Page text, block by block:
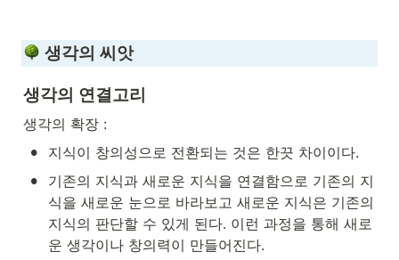
생각의 씨앗
생각의 연결고리
생각의 확장 :
• 지식이 창의성으로 전환되는 것은 한끗 차이이다.
•
기존의 지식과 새로운 지식을 연결함으로 기존의 지
식을 새로운 눈으로 바라보고 새로운 지식은 기존의
지식의 판단할 수 있게 된다. 이런 과정을 통해 새로
운 생각이나 창의력이 만들어진다.